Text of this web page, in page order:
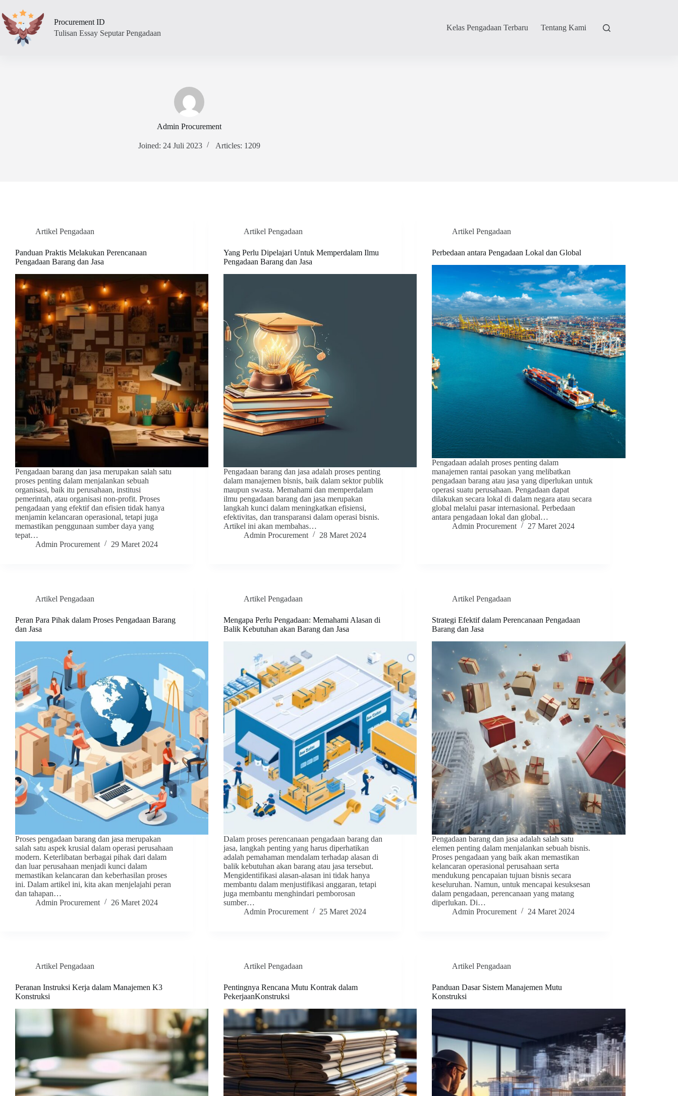
to
content
Procurement ID
Tulisan Essay Seputar Pengadaan
Kelas Pengadaan Terbaru Tentang Kami
Admin Procurement
Joined: 24 Juli 2023 Articles: 1209
Artikel Pengadaan
Panduan Praktis Melakukan Perencanaan
Pengadaan Barang dan Jasa
Pengadaan barang dan jasa merupakan salah satu
proses penting dalam menjalankan sebuah
organisasi, baik itu perusahaan, institusi
pemerintah, atau organisasi non-profit. Proses
pengadaan yang efektif dan efisien tidak hanya
menjamin kelancaran operasional, tetapi juga
memastikan penggunaan sumber daya yang
tepat…
Admin Procurement
29 Maret 2024
Artikel Pengadaan
Yang Perlu Dipelajari Untuk Memperdalam Ilmu
Pengadaan Barang dan Jasa
Pengadaan barang dan jasa adalah proses penting
dalam manajemen bisnis, baik dalam sektor publik
maupun swasta. Memahami dan memperdalam
ilmu pengadaan barang dan jasa merupakan
langkah kunci dalam meningkatkan efisiensi,
efektivitas, dan transparansi dalam operasi bisnis.
Artikel ini akan membahas…
Admin Procurement
28 Maret 2024
Artikel Pengadaan
Perbedaan antara Pengadaan Lokal dan Global
Pengadaan adalah proses penting dalam
manajemen rantai pasokan yang melibatkan
pengadaan barang atau jasa yang diperlukan untuk
operasi suatu perusahaan. Pengadaan dapat
dilakukan secara lokal di dalam negara atau secara
global melalui pasar internasional. Perbedaan
antara pengadaan lokal dan global…
Admin Procurement
27 Maret 2024
Artikel Pengadaan
Peran Para Pihak dalam Proses Pengadaan Barang
dan Jasa
Proses pengadaan barang dan jasa merupakan
salah satu aspek krusial dalam operasi perusahaan
modern. Keterlibatan berbagai pihak dari dalam
dan luar perusahaan menjadi kunci dalam
memastikan kelancaran dan keberhasilan proses
ini. Dalam artikel ini, kita akan menjelajahi peran
dan tahapan…
Admin Procurement
26 Maret 2024
Artikel Pengadaan
Mengapa Perlu Pengadaan: Memahami Alasan di
Balik Kebutuhan akan Barang dan Jasa
Dalam proses perencanaan pengadaan barang dan
jasa, langkah penting yang harus diperhatikan
adalah pemahaman mendalam terhadap alasan di
balik kebutuhan akan barang atau jasa tersebut.
Mengidentifikasi alasan-alasan ini tidak hanya
membantu dalam menjustifikasi anggaran, tetapi
juga membantu menghindari pemborosan
sumber…
Admin Procurement
25 Maret 2024
Artikel Pengadaan
Strategi Efektif dalam Perencanaan Pengadaan
Barang dan Jasa
Pengadaan barang dan jasa adalah salah satu
elemen penting dalam menjalankan sebuah bisnis.
Proses pengadaan yang baik akan memastikan
kelancaran operasional perusahaan serta
mendukung pencapaian tujuan bisnis secara
keseluruhan. Namun, untuk mencapai kesuksesan
dalam pengadaan, perencanaan yang matang
diperlukan. Di…
Admin Procurement
24 Maret 2024
Artikel Pengadaan
Peranan Instruksi Kerja dalam Manajemen K3
Konstruksi
Artikel Pengadaan
Pentingnya Rencana Mutu Kontrak dalam
PekerjaanKonstruksi
Artikel Pengadaan
Panduan Dasar Sistem Manajemen Mutu
Konstruksi